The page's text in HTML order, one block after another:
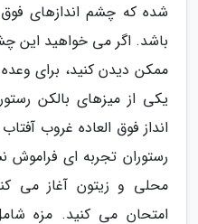
شده که چشم اندازهای فوق
باشد. اگر می خواهید این
ممکن دیدن کنید، برای
یکی از میزهای بالکن
انداز فوق العاده غروب
رستوران تجربه ای فراموش
محلی و زیتون آغاز می
امتحان می کنید. مزه